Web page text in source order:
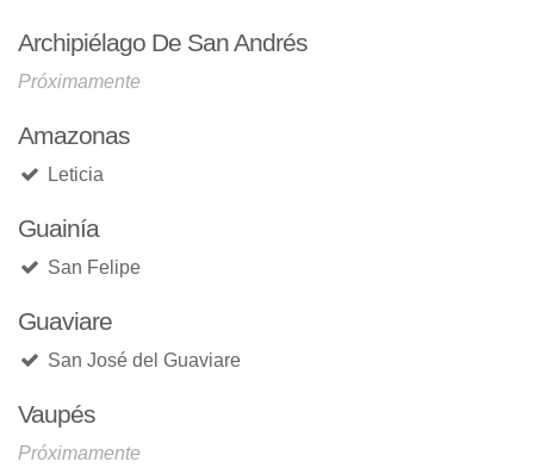
Archipiélago De San Andrés
Próximamente
Amazonas
Leticia
Guainía
San Felipe
Guaviare
San José del Guaviare
Vaupés
Próximamente